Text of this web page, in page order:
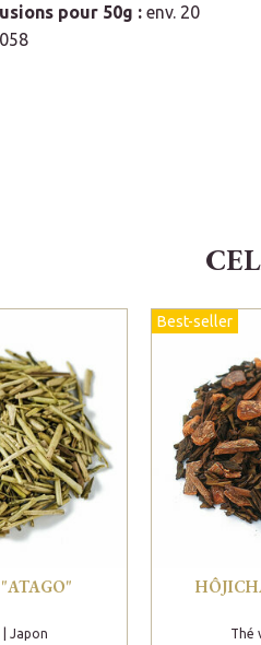
pour 50g :env. 20
| Japon
Best-seller
Thé